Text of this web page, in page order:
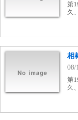
第
久
相
08/
第
久